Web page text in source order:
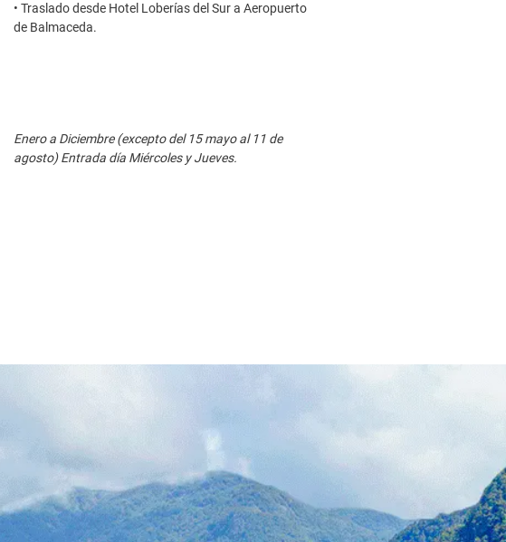
• Traslado desde Hotel Loberías del Sur a Aeropuerto
de Balmaceda.
Enero a Diciembre (excepto del 15 mayo al 11 de
agosto) Entrada día Miércoles y Jueves.